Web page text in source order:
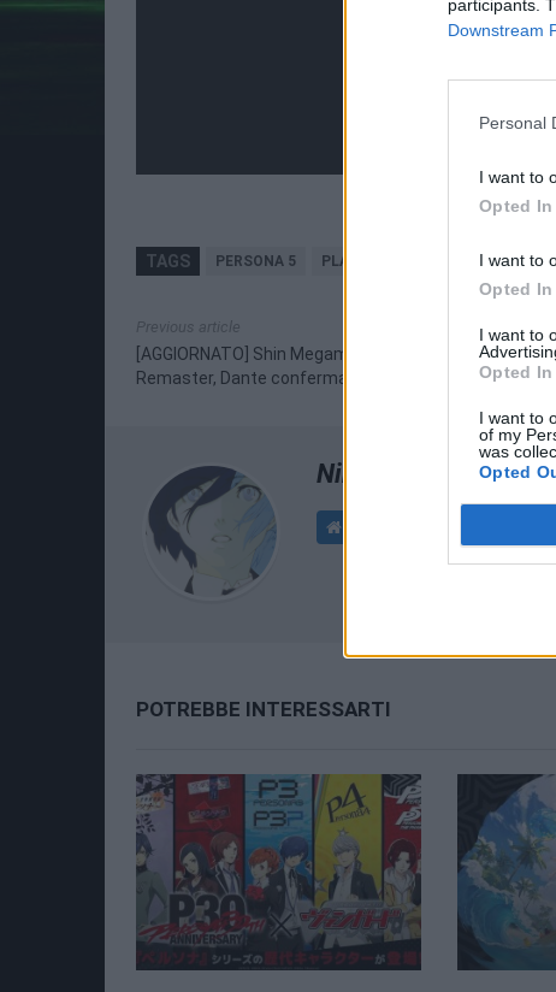
participants.
Downstream
Personal
I want to
Opted In
I want to
Opted In
I want to
Opted In
I want to
of my
was
Opted
TAGS PERSONA 5 PLAYSTATION 5
Previous article
[AGGIORNATO] Shin Megami Tensei III: Nocturne HD
Remaster, Dante confermato come DLC
Nina Pappalardo
POTREBBE INTERESSARTI